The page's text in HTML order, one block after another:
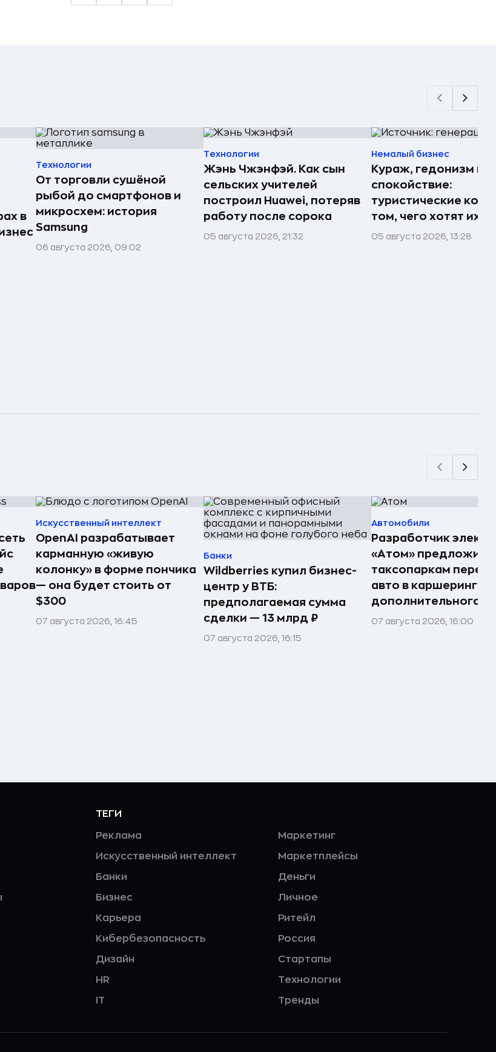
в
Технологии
От торговли сушёной
рыбой до смартфонов и
микросхем: история
Samsung
06 августа 2026, 09:02
Технологии
Жэнь Чжэнфэй. Как сын
сельских учителей
построил Huawei, потеряв
работу после сорока
05 августа 2026, 21:32
Немалый бизнес
Кураж, гедонизм и
спокойствие:
туристические
том, чего хотят их
05 августа 2026, 13:28
Искусственный интеллект
OpenAI разрабатывает
карманную «живую
колонку» в форме пончика
— она будет стоить от
$300
07 августа 2026, 16:45
Банки
Wildberries купил бизнес-
центр у ВТБ:
предполагаемая сумма
сделки — 13 млрд ₽
07 августа 2026, 16:15
Автомобили
Разработчик
«Атом» предложил
таксопаркам
авто в каршеринг —
дополнительного
07 августа 2026, 16:00
ТЕГИ
Реклама
Искусственный интеллект
Банки
Бизнес
Карьера
Кибербезопасность
Дизайн
HR
IT
Маркетинг
Маркетплейсы
Деньги
Личное
Ритейл
Россия
Стартапы
Технологии
Тренды